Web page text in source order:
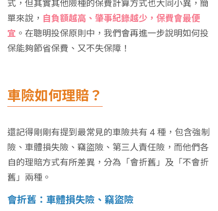
式，但其實其他險種的保費計算方式也大同小異，簡
單來說， 自負額越高、肇事紀錄越少，保費會最便
宜 。在聰明投保原則中，我們會再進一步說明如何投
保能夠節省保費、又不失保障！
車險如何理賠？
還記得剛剛有提到最常見的車險共有 4 種，包含強制
險、車體損失險、竊盜險、第三人責任險，而他們各
自的理賠方式有所差異，分為「會折舊」及「不會折
舊」兩種。
會折舊：車體損失險、竊盜險